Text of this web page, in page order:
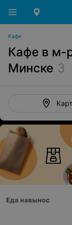
Кафе
Кафе в м-
Минске 3
Еда навынос